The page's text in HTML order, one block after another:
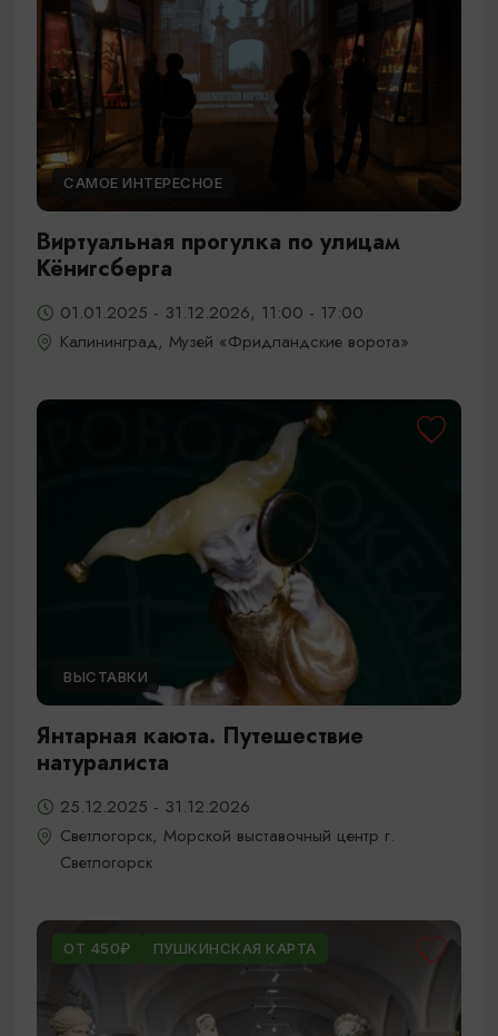
САМОЕ ИНТЕРЕСНОЕ
Виртуальная прогулка по улицам
Кёнигсберга
01.01.2025 - 31.12.2026, 11:00 - 17:00
Калининград, Музей «Фридландские ворота»
ВЫСТАВКИ
Янтарная каюта. Путешествие
натуралиста
25.12.2025 - 31.12.2026
Светлогорск, Морской выставочный центр г.
Светлогорск
ОТ 450₽ ПУШКИНСКАЯ КАРТА